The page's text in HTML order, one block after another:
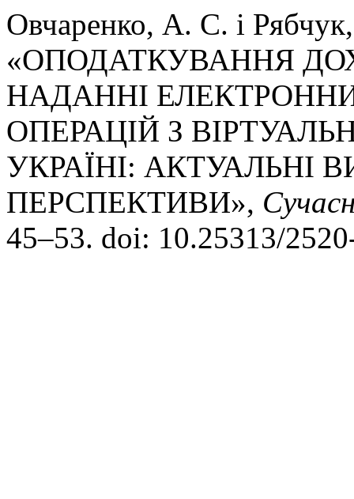
Овчаренко, А. С. і
«ОПОДАТКУВАННЯ
НАДАННІ
ОПЕРАЦІЙ З
УКРАЇНІ: АКТУАЛЬНІ
ПЕРСПЕКТИВИ»,
45–53. doi: 10.25313/